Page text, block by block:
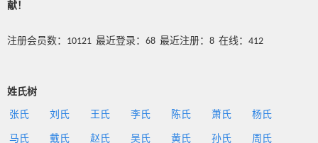
献！
注册会员数：10121 最近登录：68 最近注册：8 在线：412
姓氏树
张氏 刘氏 王氏 李氏 陈氏 萧氏 杨氏
马氏 戴氏 赵氏 吴氏 黄氏 孙氏 周氏